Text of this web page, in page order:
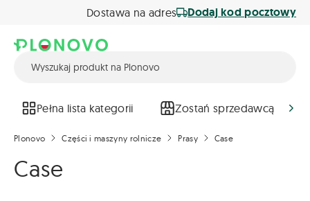
Dostawa na adres Dodaj kod pocztowy
Pełna lista kategorii Zostań sprzedawcą
Plonovo Części i maszyny rolnicze Prasy Case
Case